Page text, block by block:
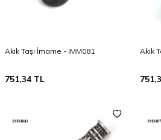
Akik Taşı İmame - IMM081
751,34 TL
Akik